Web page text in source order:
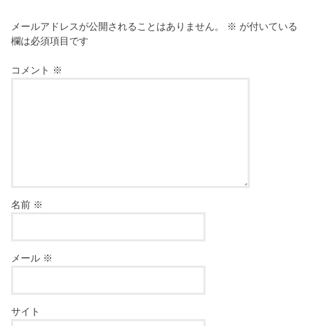
メールアドレスが公開されることはありません。 ※ が付いている
欄は必須項目です
コメント ※
名前 ※
メール ※
サイト